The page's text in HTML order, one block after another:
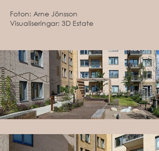
Foton: Arne Jönsson
Visualiseringar: 3D Estate